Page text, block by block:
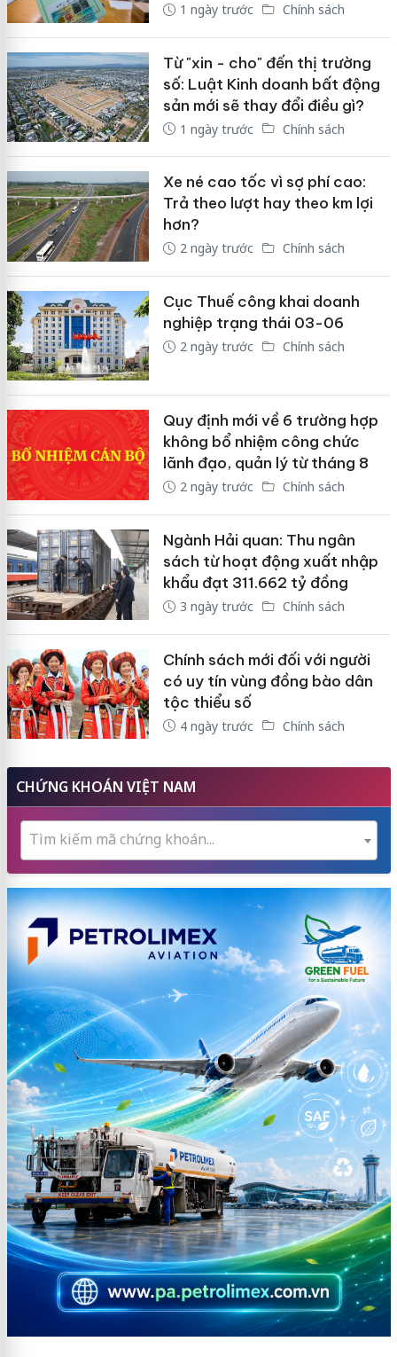
1 ngày trước Chính sách
Từ "xin - cho" đến thị trường
số: Luật Kinh doanh bất động
sản mới sẽ thay đổi điều gì?
1 ngày trước Chính sách
Xe né cao tốc vì sợ phí cao:
Trả theo lượt hay theo km lợi
hơn?
2 ngày trước Chính sách
Cục Thuế công khai doanh
nghiệp trạng thái 03-06
2 ngày trước Chính sách
Quy định mới về 6 trường hợp
không bổ nhiệm công chức
lãnh đạo, quản lý từ tháng 8
2 ngày trước Chính sách
Ngành Hải quan: Thu ngân
sách từ hoạt động xuất nhập
khẩu đạt 311.662 tỷ đồng
3 ngày trước Chính sách
Chính sách mới đối với người
có uy tín vùng đồng bào dân
tộc thiểu số
4 ngày trước Chính sách
CHỨNG KHOÁN VIỆT NAM
Tìm kiếm mã chứng khoán...